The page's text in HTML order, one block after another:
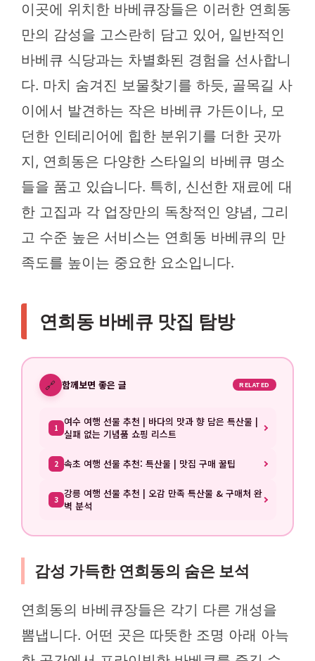
이곳에 위치한 바베큐장들은 이러한 연희동
만의 감성을 고스란히 담고 있어, 일반적인
바베큐 식당과는 차별화된 경험을 선사합니
다. 마치 숨겨진 보물찾기를 하듯, 골목길 사
이에서 발견하는 작은 바베큐 가든이나, 모
던한 인테리어에 힙한 분위기를 더한 곳까
지, 연희동은 다양한 스타일의 바베큐 명소
들을 품고 있습니다. 특히, 신선한 재료에 대
한 고집과 각 업장만의 독창적인 양념, 그리
고 수준 높은 서비스는 연희동 바베큐의 만
족도를 높이는 중요한 요소입니다.
연희동 바베큐 맛집 탐방
🔗 함께보면 좋은 글 RELATED
1 여수 여행 선물 추천 | 바다의 맛과 향 담은 특산물 |
실패 없는 기념품 쇼핑 리스트
2 속초 여행 선물 추천: 특산물 | 맛집 구매 꿀팁
3 강릉 여행 선물 추천 | 오감 만족 특산물 & 구매처 완
벽 분석
감성 가득한 연희동의 숨은 보석
연희동의 바베큐장들은 각기 다른 개성을
뽐냅니다. 어떤 곳은 따뜻한 조명 아래 아늑